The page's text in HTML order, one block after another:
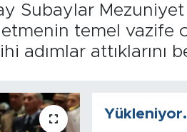
Subaylar Mezuniyet
temel vazife
adımlar attıklarını